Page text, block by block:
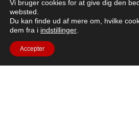
NASA's Artemis II-mission, der
European Service Module
Vi bruger cookies for at give dig den
websted.
Du kan finde ud af mere om, hvilke
dem fra i indstillinger
Accepter